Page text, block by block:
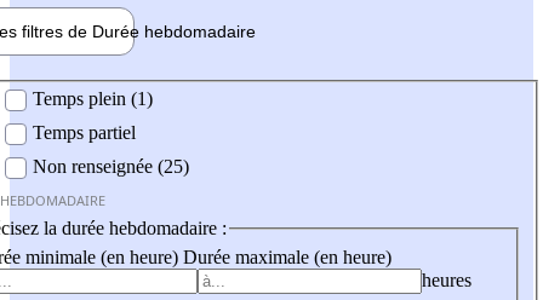
filtres de Durée hebdomadaire
Temps plein (1)
Temps partiel
Non renseignée (25)
la durée hebdomadaire :
minimale (en heure) Durée maximale (en heure)
heures